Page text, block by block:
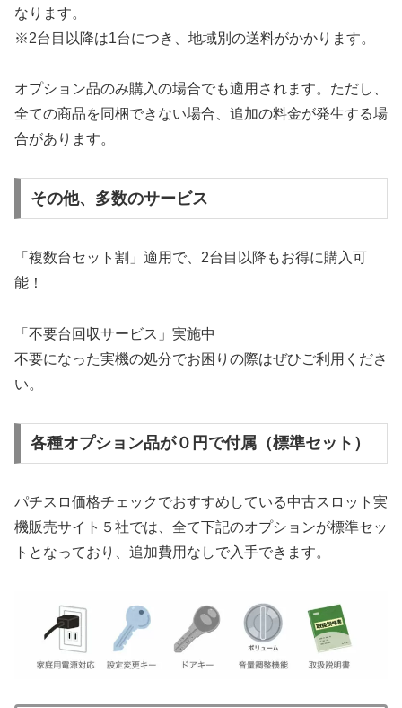
なります。
※2台目以降は1台につき、地域別の送料がかかります。
オプション品のみ購入の場合でも適用されます。ただし、
全ての商品を同梱できない場合、追加の料金が発生する場
合があります。
その他、多数のサービス
「複数台セット割」適用で、2台目以降もお得に購入可
能！
「不要台回収サービス」実施中
不要になった実機の処分でお困りの際はぜひご利用くださ
い。
各種オプション品が０円で付属（標準セット）
パチスロ価格チェックでおすすめしている中古スロット実
機販売サイト５社では、全て下記のオプションが標準セッ
トとなっており、追加費用なしで入手できます。